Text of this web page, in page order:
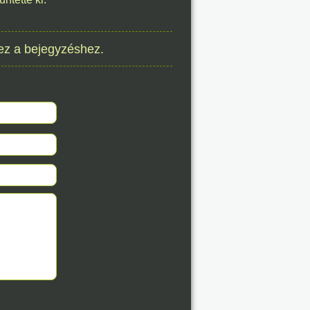
08.
a bejegyzéshez.